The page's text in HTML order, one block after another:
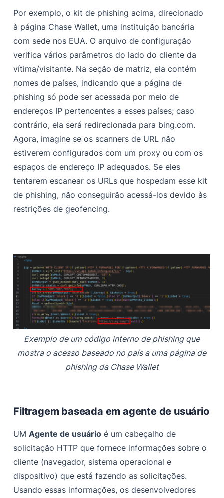
Por exemplo, o kit de phishing acima, direcionado
à página Chase Wallet, uma instituição bancária
com sede nos EUA. O arquivo de configuração
verifica vários parâmetros do lado do cliente da
vítima/visitante. Na seção de matriz, ela contém
nomes de países, indicando que a página de
phishing só pode ser acessada por meio de
endereços IP pertencentes a esses países; caso
contrário, ela será redirecionada para bing.com.
Agora, imagine se os scanners de URL não
estiverem configurados com um proxy ou com os
espaços de endereço IP adequados. Se eles
tentarem escanear os URLs que hospedam esse kit
de phishing, não conseguirão acessá-los devido às
restrições de geofencing.
Exemplo de um código interno de phishing que
mostra o acesso baseado no país a uma página de
phishing da Chase Wallet
Filtragem baseada em agente de usuário
UMAgente de usuário é um cabeçalho de
solicitação HTTP que fornece informações sobre o
cliente (navegador, sistema operacional e
dispositivo) que está fazendo as solicitações.
Usando essas informações, os desenvolvedores